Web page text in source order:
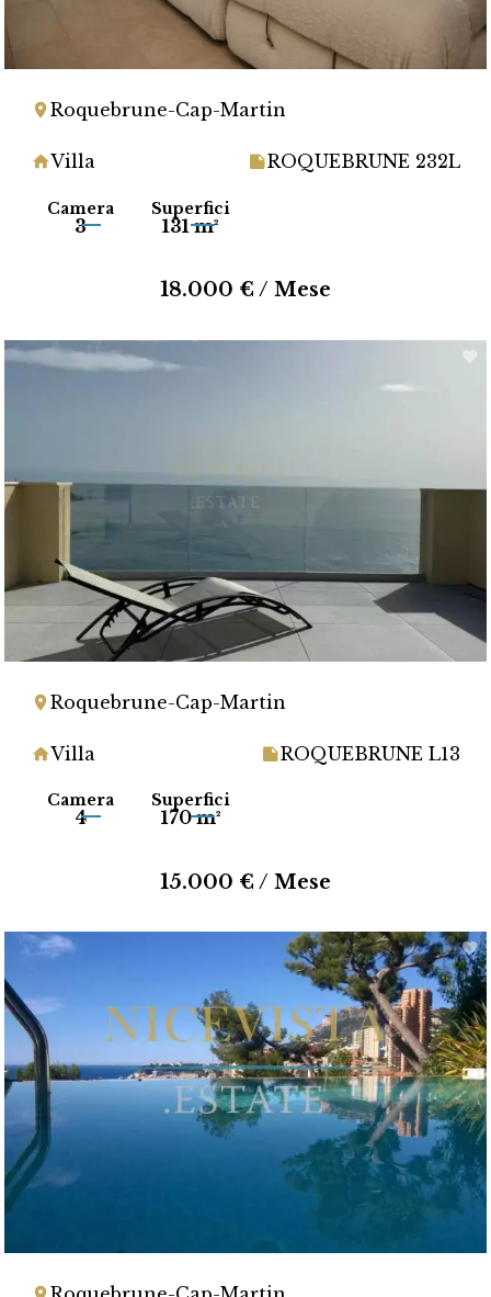
Roquebrune-Cap-Martin
Villa ROQUEBRUNE 232L
Camera
3
Superfici
131 m²
18.000 € / Mese
Roquebrune-Cap-Martin
Villa ROQUEBRUNE L13
Camera
4
Superfici
170 m²
15.000 € / Mese